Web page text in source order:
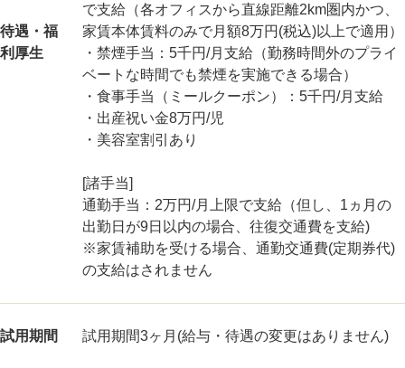
待遇・福
利厚生
で支給（各オフィスから直線距離2km圏内かつ、
家賃本体賃料のみで月額8万円(税込)以上で適用）
・禁煙手当：5千円/月支給（勤務時間外のプライ
ベートな時間でも禁煙を実施できる場合）
・食事手当（ミールクーポン）：5千円/月支給
・出産祝い金8万円/児
・美容室割引あり
[諸手当]
通勤手当：2万円/月上限で支給（但し、1ヵ月の
出勤日が9日以内の場合、往復交通費を支給)
※家賃補助を受ける場合、通勤交通費(定期券代)
の支給はされません
試用期間 試用期間3ヶ月(給与・待遇の変更はありません)